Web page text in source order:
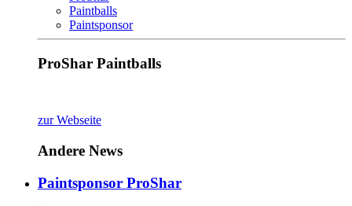
Paintballs
Paintsponsor
ProShar Paintballs
zur Webseite
Andere News
Paintsponsor ProShar